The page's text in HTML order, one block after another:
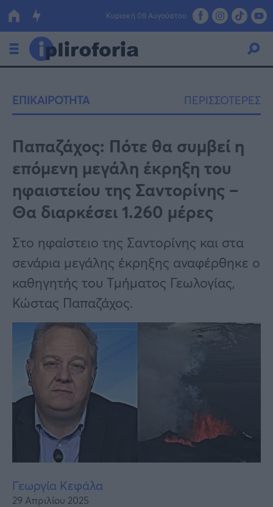
Κυριακή 09 Αυγούστου
Οικονομία
Πολιτική
Τράπεζες
Επιδοτήσεις
Κόσμος
Lifestyle
Αθλητικά
Υγεία
Γυναίκα
Καιρός
ΕΠΙΚΑΙΡΟΤΗΤΑ ΠΕΡΙΣΣΟΤΕΡΕΣ
Παπαζάχος: Πότε θα συμβεί η
επόμενη μεγάλη έκρηξη του
ηφαιστείου της Σαντορίνης –
Θα διαρκέσει 1.260 μέρες
Στο ηφαίστειο της Σαντορίνης και στα
σενάρια μεγάλης έκρηξης αναφέρθηκε ο
καθηγητής του Τμήματος Γεωλογίας,
Κώστας Παπαζάχος.
Γεωργία Κεφάλα
29 Απριλίου 2025